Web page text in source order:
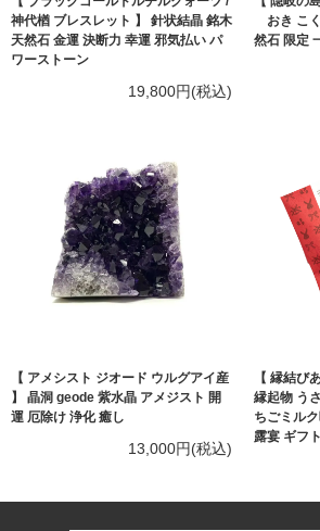
神代楢 ブレスレット 】 針状結晶 銘木
天然石 金運 決断力 幸運 邪気払い パ
ワーストーン
19,800円(税込)
おき こ
然石 限定
【 アメシスト ジオード ウルグアイ産
】 晶洞 geode 紫水晶 アメジスト 開
運 厄除け 浄化 癒し
13,000円(税込)
【 縁結び
縁起物 う
ちごミル
露宴 ギフト